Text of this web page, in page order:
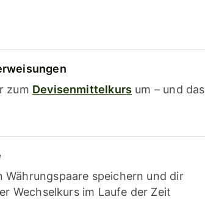
zum Devisenmittelkurs um – und das
speichern und dir
Wechselkurs im Laufe der Zeit